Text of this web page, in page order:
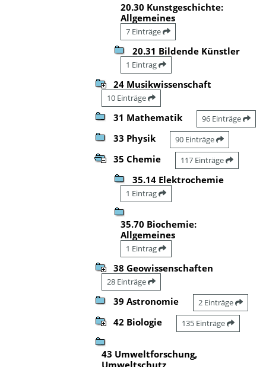
20.30 Kunstgeschichte:
Allgemeines
7 Einträge
20.31 Bildende Künstler
1 Eintrag
24 Musikwissenschaft
10 Einträge
31 Mathematik 96 Einträge
33 Physik 90 Einträge
35 Chemie 117 Einträge
35.14 Elektrochemie
1 Eintrag
35.70 Biochemie:
Allgemeines
1 Eintrag
38 Geowissenschaften
28 Einträge
39 Astronomie 2 Einträge
42 Biologie 135 Einträge
43 Umweltforschung,
Umweltschutz